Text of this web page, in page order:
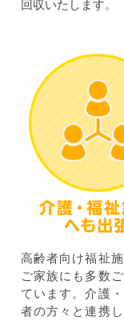
回収いたします。
高齢者向け福祉
ご家族にも多数
ています。介護
者の方々と連携